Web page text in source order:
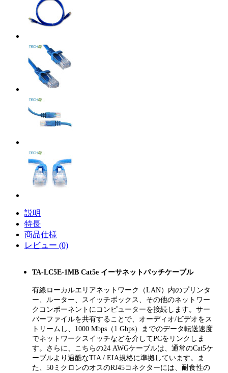
説明
特長
商品仕様
レビュー (0)
TA-LC5E-1MB Cat5e イーサネットパッチケーブル
有線ローカルエリアネットワーク（LAN）内のプリンタ
ー、ルーター、スイッチボックス、その他のネットワー
クコンポーネントにコンピューターを接続します。サー
バーファイルを共有することで、オーディオ/ビデオをス
トリームし、1000 Mbps（1 Gbps）までのデータ転送速度
でネットワークスイッチなどを介してPCをリンクしま
す。さらに、こちらの24 AWGケーブルは、通常のCat5ケ
ーブルより過酷なTIA / EIA規格に準拠しています。ま
た、50ミクロンのオスのRJ45コネクターには、耐食性の